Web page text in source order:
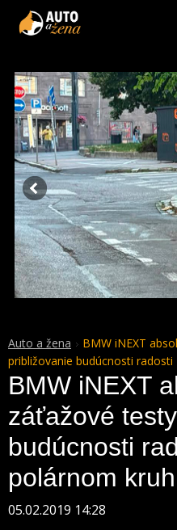
Auto a žena
BMW iNEXT
približovanie budúcnosti
BMW iNEXT
záťažové
budúcnosti
polárnom
05.02.2019 14:28